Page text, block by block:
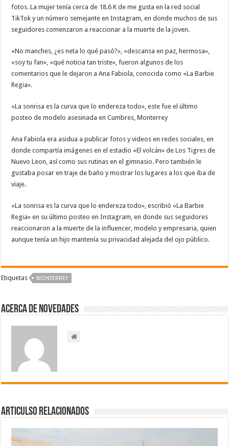
fotos. La mujer tenía cerca de 18.6 K de me gusta en la red social
TikTok y un número semejante en Instagram, en donde muchos de sus
seguidores comenzaron a reaccionar a la muerte de la joven.
«No manches, ¿es neta lo qué pasó?», «descansa en paz, hermosa»,
«soy tu fan», «qué noticia tan triste», fueron algunos de los
comentarios que le dejaron a Ana Fabiola, conocida como «La Barbie
Regia».
«La sonrisa es la curva que lo endereza todo», este fue el último
posteo de modelo asesinada en Cumbres, Monterrey
Ana Fabiola era asidua a publicar fotos y videos en redes sociales, en
donde compartía imágenes en el estadio «El volcán» de Los Tigres de
Nuevo Leon, así como sus rutinas en el gimnasio. Pero también le
gustaba posar en traje de baño y mostrar los lugares a los que iba de
viaje.
«La sonrisa es la curva que lo endereza todo», escribió «La Barbie
Regia» en su último posteo en Instagram, en donde sus seguidores
reaccionaron a la muerte de la influencer, modelo y empresaria, quien
aunque tenía un hijo mantenía su privacidad alejada del ojo público.
Etiquetas MONTERREY
Acerca de NOVEDADES
Articulso Relacionados